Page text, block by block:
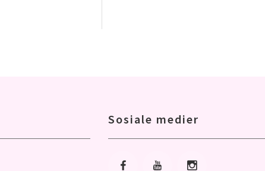
Sosiale medier